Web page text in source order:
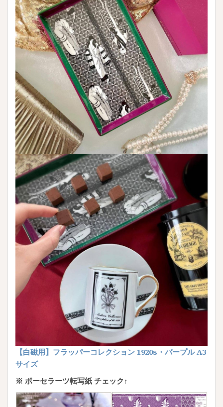
【白磁用】フラッパーコレクション 1920s・パープル A3
サイズ
※ ポーセラーツ転写紙 チェック↑